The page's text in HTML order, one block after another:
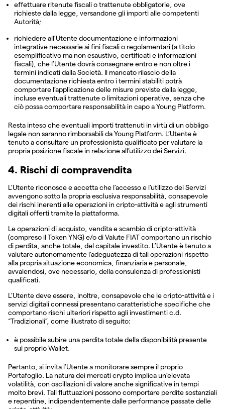
effettuare ritenute fiscali o trattenute obbligatorie, ove
richieste dalla legge, versandone gli importi alle competenti
Autorità;
richiedere all’Utente documentazione e informazioni
integrative necessarie ai fini fiscali o regolamentari (a titolo
esemplificativo ma non esaustivo, certificati e informazioni
fiscali), che l’Utente dovrà consegnare entro e non oltre i
termini indicati dalla Società. Il mancato rilascio della
documentazione richiesta entro i termini stabiliti potrà
comportare l’applicazione delle misure previste dalla legge,
incluse eventuali trattenute o limitazioni operative, senza che
ciò possa comportare responsabilità in capo a Young Platform.
Resta inteso che eventuali importi trattenuti in virtù di un obbligo
legale non saranno rimborsabili da Young Platform. L’Utente è
tenuto a consultare un professionista qualificato per valutare la
propria posizione fiscale in relazione all’utilizzo dei Servizi.
4. Rischi di compravendita
L’Utente riconosce e accetta che l’accesso e l’utilizzo dei Servizi
avvengono sotto la propria esclusiva responsabilità, consapevole
dei rischi inerenti alle operazioni in cripto-attività e agli strumenti
digitali offerti tramite la piattaforma.
Le operazioni di acquisto, vendita e scambio di cripto-attività
(compreso il Token YNG) e/o di Valute FIAT comportano un rischio
di perdita, anche totale, del capitale investito. L’Utente è tenuto a
valutare autonomamente l’adeguatezza di tali operazioni rispetto
alla propria situazione economica, finanziaria e personale,
avvalendosi, ove necessario, della consulenza di professionisti
qualificati.
L’Utente deve essere, inoltre, consapevole che le cripto-attività e i
servizi digitali connessi presentano caratteristiche specifiche che
comportano rischi ulteriori rispetto agli investimenti c.d.
“Tradizionali”, come illustrato di seguito:
è possibile subire una perdita totale della disponibilità presente
sul proprio Wallet.
Pertanto, si invita l’Utente a monitorare sempre il proprio
Portafoglio. La natura dei mercati crypto implica un’elevata
volatilità, con oscillazioni di valore anche significative in tempi
molto brevi. Tali fluttuazioni possono comportare perdite sostanziali
e repentine, indipendentemente dalle performance passate delle